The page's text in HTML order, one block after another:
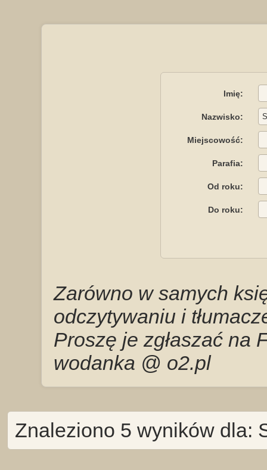
Imię:
Nazwisko:
Miejscowość:
Parafia:
Od roku:
Do roku:
Zarówno w samych
odczytywaniu i
Proszę je zgłaszać na
wodanka @ o2.pl
Znaleziono 5 wyników dla: